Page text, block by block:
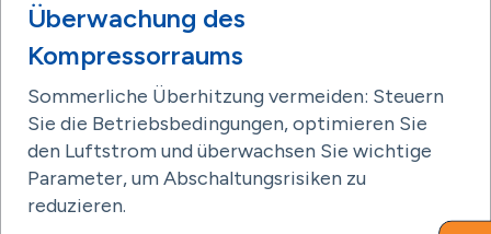
Überwachung des
Kompressorraums
Sommerliche Überhitzung vermeiden: Steuern
Sie die Betriebsbedingungen, optimieren Sie
den Luftstrom und überwachsen Sie wichtige
Parameter, um Abschaltungsrisiken zu
reduzieren.